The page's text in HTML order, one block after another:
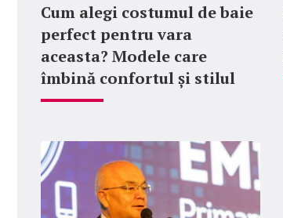
Cum alegi costumul de baie
perfect pentru vara
aceasta? Modele care
îmbină confortul și stilul